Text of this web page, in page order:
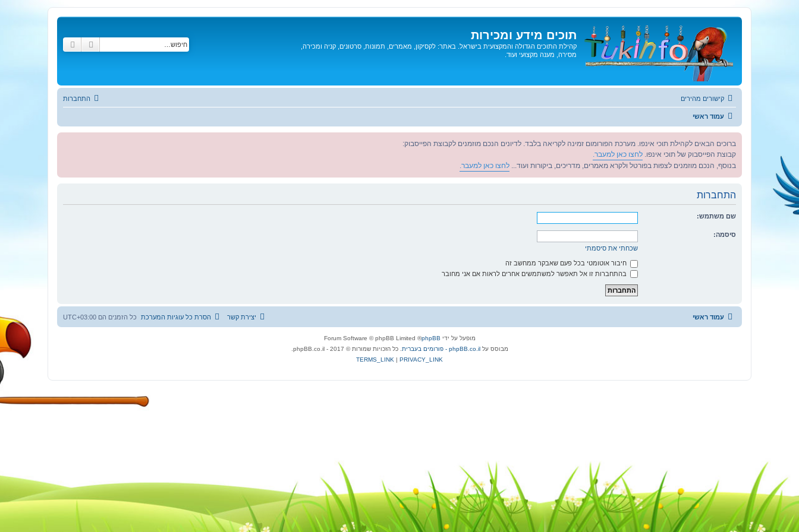
תוכים מידע ומכירות
קהילת התוכים הגדולה והמקצועית בישראל. באתר: לקסיקון, מאמרים, תמונות, סרטונים, קניה ומכירה,
מסירה, מענה מקצועי ועוד.
חיפוש
קישורים מהירים התחברות
עמוד ראשי
ברוכים הבאים לקהילת תוכי אינפו. מערכת הפורומום זמינה לקריאה בלבד. לדיונים הנכם מוזמנים לקבוצת הפייסבוק:
קבוצת הפייסבוק של תוכי אינפו. לחצו כאן למעבר.
בנוסף, הנכם מוזמנים לצפות בפורטל ולקרא מאמרים, מדריכים, ביקורות ועוד... לחצו כאן למעבר.
התחברות
שם משתמש:
סיסמה:
שכחתי את סיסמתי
חיבור אוטומטי בכל פעם שאבקר ממחשב זה
בהתחברות זו אל תאפשר למשתמשים אחרים לראות אם אני מחובר
עמוד ראשי כל הזמנים הם UTC+03:00 הסרת כל עוגיות המערכת יצירת קשר
מופעל על ידי phpBB
® Forum Software © phpBB Limited
מבוסס עלphpBB.co.il - פורומים בעברית
. כל הזכויות שמורות © 2017 - phpBB.co.il.
PRIVACY_LINK
|
TERMS_LINK